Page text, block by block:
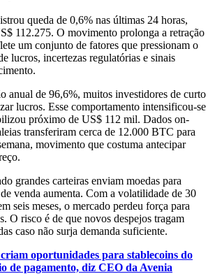
queda de 0,6% nas últimas 24 horas,
112.275. O movimento prolonga a retração
um conjunto de fatores que pressionam o
lucros, incertezas regulatórias e sinais
anual de 96,6%, muitos investidores de curto
lucros. Esse comportamento intensificou-se
próximo de US$ 112 mil. Dados on-
transferiram cerca de 12.000 BTC para
movimento que costuma antecipar
grandes carteiras enviam moedas para
venda aumenta. Com a volatilidade de 30
seis meses, o mercado perdeu força para
O risco é de que novos despejos tragam
caso não surja demanda suficiente.
oportunidades para stablecoins do
de pagamento, diz CEO da Avenia